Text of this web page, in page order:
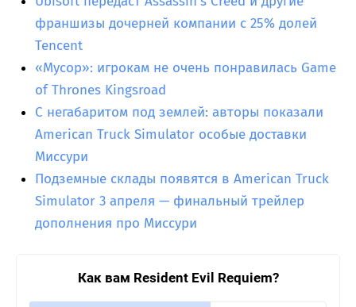
франшизы дочерней компании с 25% долей
Tencent
«Мусор»: игрокам не очень понравилась Game
of Thrones Kingsroad
С негабаритом под землей: авторы показали
American Truck Simulator особые доставки
Миссури
Подземные склады появятся в American Truck
Simulator 3 апреля — финальный трейлер
дополнения про Миссури
Как вам Resident Evil Requiem?